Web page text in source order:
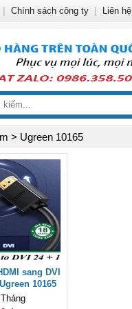
> Ugreen 10165
sang DVI
10165
Chính sách công ty Liên hệ